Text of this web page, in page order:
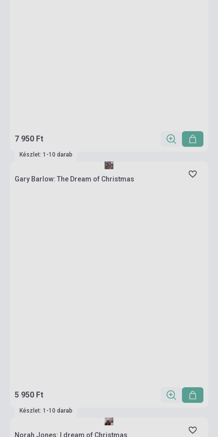
7 950 Ft
Készlet: 1-10 darab
Gary Barlow: The Dream of Christmas
5 950 Ft
Készlet: 1-10 darab
Norah Jones: I dream of Christmas